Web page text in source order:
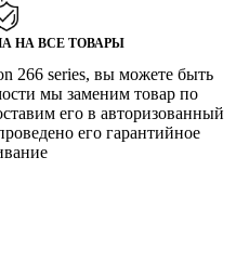
НА ВСЕ ТОВАРЫ
266 series, вы можете быть
мы заменим товар по
его в авторизованный
его гарантийное